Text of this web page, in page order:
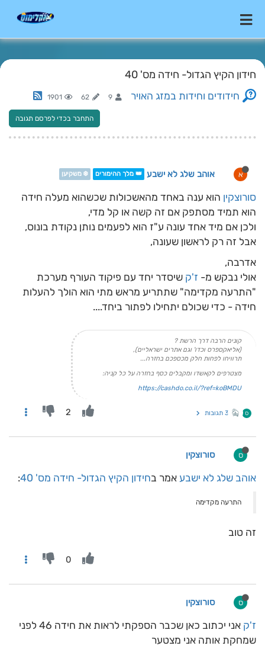
חידון הקיץ הגדול- חידה מס' 40
חידודים וחידות במזג האויר 9
62
1901
התחבר בכדי לפרסם תגובה
א אוהב שלג לא ישבע 👑 מלך ההימורים ❄️ משקיען
סורוצקין הוא ענה באחד מהאשכולות שכשהוא מעלה חידה
הוא תמיד מסתפק אם זה קשה או קל מדי,
ולכן אם מיד אחד עונה ע"ז הוא לפעמים נותן נקודת בונוס,
אבל זה רק לראשון שעונה,
אדרבה,
אולי נבקש מ- ז'ק שיסדר יחד עם פיקוד העורף מערכת
"התרעה מקדימה" שתתריע מראש מתי הוא הולך להעלות
חידה - כדי שכולם יתחילו לפתור ביחד....
קונים הרבה דרך הרשת ?
(אליאקספרס וכדו' וגם אתרים ישראליים),
תרוויחו לפחות חלק מכספכם בחזרה...
מצטרפים לקאשדו ומקבלים כסף בחזרה על כל קניה:
https://cashdo.co.il/?ref=koBMDU
ס 3 תגובות 2
ס סורוצקין
אוהב שלג לא ישבע אמר בחידון הקיץ הגדול- חידה מס' 40 :
התרעה מקדימה
זה טוב
0
ס סורוצקין
ז'ק
אני יכתוב כאן שכבר הספקתי לראות את חידה 46 לפני
שמחקת אותה אני מצטער